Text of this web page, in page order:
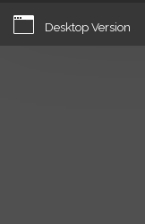
Desktop Version